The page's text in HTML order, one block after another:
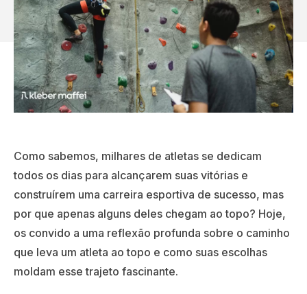
Como sabemos, milhares de atletas se dedicam
todos os dias para alcançarem suas vitórias e
construírem uma carreira esportiva de sucesso, mas
por que apenas alguns deles chegam ao topo? Hoje,
os convido a uma reflexão profunda sobre o caminho
que leva um atleta ao topo e como suas escolhas
moldam esse trajeto fascinante.